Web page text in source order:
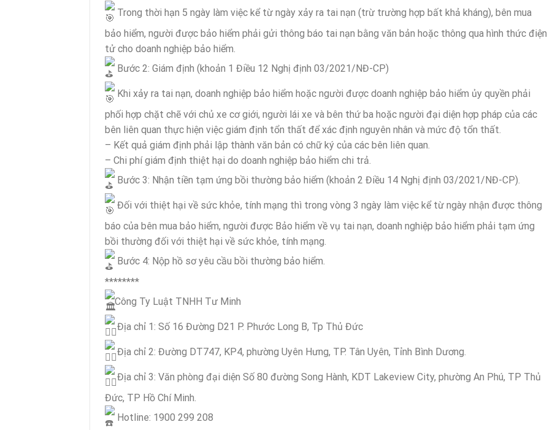
Trong thời hạn 5 ngày làm việc kể từ ngày xảy ra tai nạn (trừ trường hợp bất khả kháng), bên mua
bảo hiểm, người được bảo hiểm phải gửi thông báo tai nạn bằng văn bản hoặc thông qua hình thức điện
tử cho doanh nghiệp bảo hiểm.
Bước 2: Giám định (khoản 1 Điều 12 Nghị định 03/2021/NĐ-CP)
Khi xảy ra tai nạn, doanh nghiệp bảo hiểm hoặc người được doanh nghiệp bảo hiểm ủy quyền phải
phối hợp chặt chẽ với chủ xe cơ giới, người lái xe và bên thứ ba hoặc người đại diện hợp pháp của các
bên liên quan thực hiện việc giám định tổn thất để xác định nguyên nhân và mức độ tổn thất.
– Kết quả giám định phải lập thành văn bản có chữ ký của các bên liên quan.
– Chi phí giám định thiệt hại do doanh nghiệp bảo hiểm chi trả.
Bước 3: Nhận tiền tạm ứng bồi thường bảo hiểm (khoản 2 Điều 14 Nghị định 03/2021/NĐ-CP).
Đối với thiệt hại về sức khỏe, tính mạng thì trong vòng 3 ngày làm việc kể từ ngày nhận được thông
báo của bên mua bảo hiểm, người được Bảo hiểm về vụ tai nạn, doanh nghiệp bảo hiểm phải tạm ứng
bồi thường đối với thiệt hại về sức khỏe, tính mạng.
Bước 4: Nộp hồ sơ yêu cầu bồi thường bảo hiểm.
********
Công Ty Luật TNHH Tư Minh
Địa chỉ 1: Số 16 Đường D21 P. Phước Long B, Tp Thủ Đức
Địa chỉ 2: Đường DT747, KP4, phường Uyên Hưng, TP. Tân Uyên, Tỉnh Bình Dương.
Địa chỉ 3: Văn phòng đại diện Số 80 đường Song Hành, KDT Lakeview City, phường An Phú, TP Thủ
Đức, TP Hồ Chí Minh.
Hotline: 1900 299 208